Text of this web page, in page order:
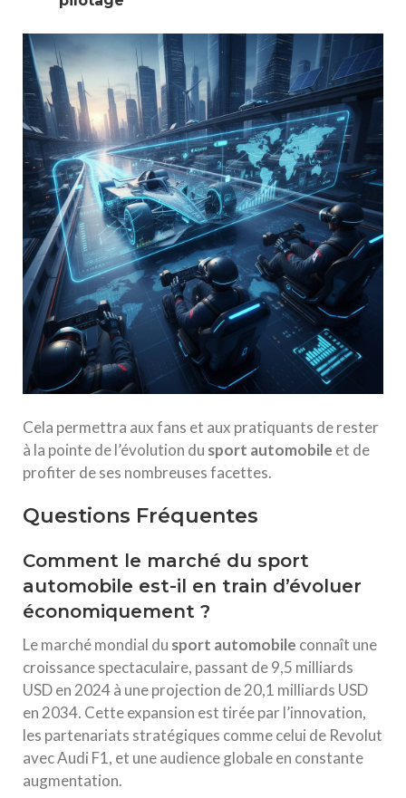
Cela permettra aux fans et aux pratiquants de rester
à la pointe de l’évolution du sport automobile et de
profiter de ses nombreuses facettes.
Questions Fréquentes
Comment le marché du sport
automobile est-il en train d’évoluer
économiquement ?
Le marché mondial du sport automobile connaît une
croissance spectaculaire, passant de 9,5 milliards
USD en 2024 à une projection de 20,1 milliards USD
en 2034. Cette expansion est tirée par l’innovation,
les partenariats stratégiques comme celui de Revolut
avec Audi F1, et une audience globale en constante
augmentation.